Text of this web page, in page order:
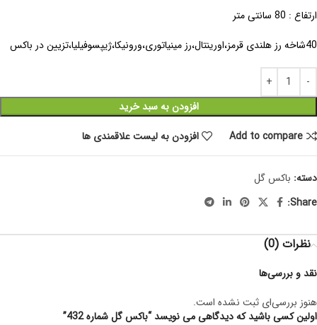
ارتفاع : 80 سانتی متر
40شاخه رز هلندی قرمز،اورینتال،رز مینیاتوری،ورونیکا،ژیپسوفیلیا،تزیین در باکس
افزودن به سبد خرید
Add to compare
افزودن به لیست علاقمندی ها
دسته: باکس گل
Share:
نظرات (0)
نقد و بررسی‌ها
هنوز بررسی‌ای ثبت نشده است.
اولین کسی باشید که دیدگاهی می نویسد “باکس گل شماره 432”